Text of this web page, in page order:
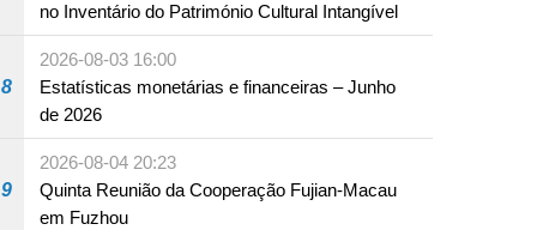
no Inventário do Património Cultural Intangível
8
2026-08-03 16:00
Estatísticas monetárias e financeiras – Junho
de 2026
9
2026-08-04 20:23
Quinta Reunião da Cooperação Fujian-Macau
em Fuzhou